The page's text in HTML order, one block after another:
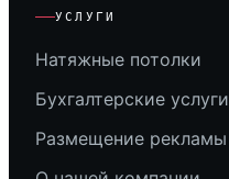
УСЛУГИ
Натяжные потолки
Бухгалтерские услуги
Размещение рекламы